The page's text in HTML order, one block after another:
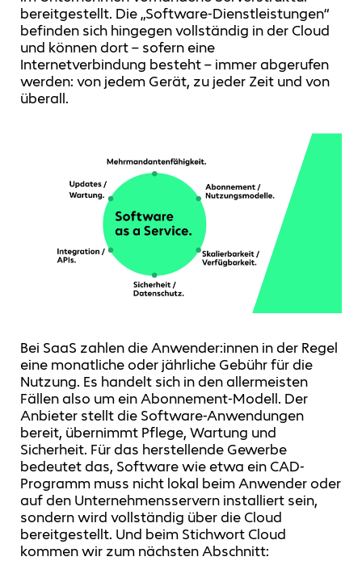
bereitgestellt. Die „Software-Dienstleistungen“
befinden sich hingegen vollständig in der Cloud
und können dort – sofern eine
Internetverbindung besteht – immer abgerufen
werden: von jedem Gerät, zu jeder Zeit und von
überall.
Bei SaaS zahlen die Anwender:innen in der Regel
eine monatliche oder jährliche Gebühr für die
Nutzung. Es handelt sich in den allermeisten
Fällen also um ein Abonnement-Modell. Der
Anbieter stellt die Software-Anwendungen
bereit, übernimmt Pflege, Wartung und
Sicherheit. Für das herstellende Gewerbe
bedeutet das, Software wie etwa ein CAD-
Programm muss nicht lokal beim Anwender oder
auf den Unternehmensservern installiert sein,
sondern wird vollständig über die Cloud
bereitgestellt. Und beim Stichwort Cloud
kommen wir zum nächsten Abschnitt: